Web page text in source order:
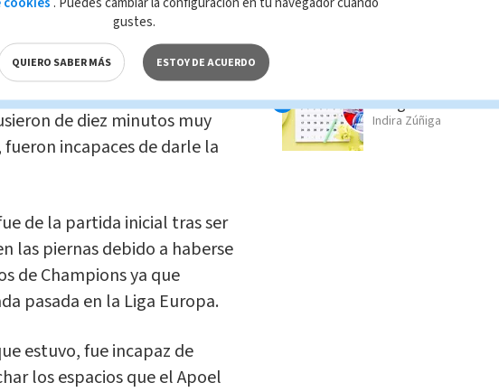
que nunca ha vencido en
(seis empates y siete
de diez minutos muy
incapaces de darle la
de la partida inicial tras ser
las piernas debido a haberse
de Champions ya que
pasada en la Liga Europa.
estuvo, fue incapaz de
los espacios que el Apoel
Indira Zúñiga
obligatorio?
Indira Zúñiga
gustes.
QUIERO SABER MÁS ESTOY DE ACUERDO